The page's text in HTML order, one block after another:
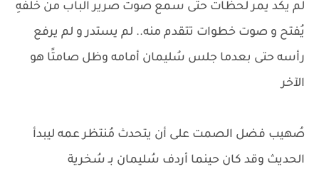
لم يكد يمر لحظات حتى سمع صوت صرير الباب من خلفهِ
يُفتح و صوت خطوات تتقدم منه.. لم يستدر و لم يرفع
رأسه حتى بعدما جلس سُليمان أمامه وظل صامتًا هو
الآخر
صُهيب فضل الصمت على أن يتحدث مُنتظر عمه ليبدأ
الحديث وقد كان حينما أردف سُليمان بـ سُخرية